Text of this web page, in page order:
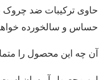
حاوی ترکیبات ضد چروک
حساس و سالخورده
آن چه این محصول را